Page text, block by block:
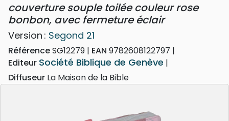
couverture souple toilée couleur rose
bonbon, avec fermeture éclair
Version : Segond 21
RéférenceSG12279 EAN 9782608122797
Editeur Société Biblique de Genève
Diffuseur La Maison de la Bible